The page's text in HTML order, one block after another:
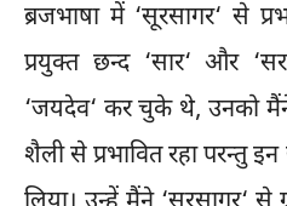
ब्रजभाषा में ‘सूरसागर‘ से
प्रयुक्त छन्द ‘सार‘ और
‘जयदेव‘ कर चुके थे, उनको
शैली से प्रभावित रहा परन्तु